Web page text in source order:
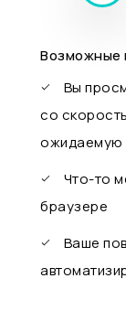
Возможные
Вы
со
ожидаемую
Что-то
браузере
Ваше